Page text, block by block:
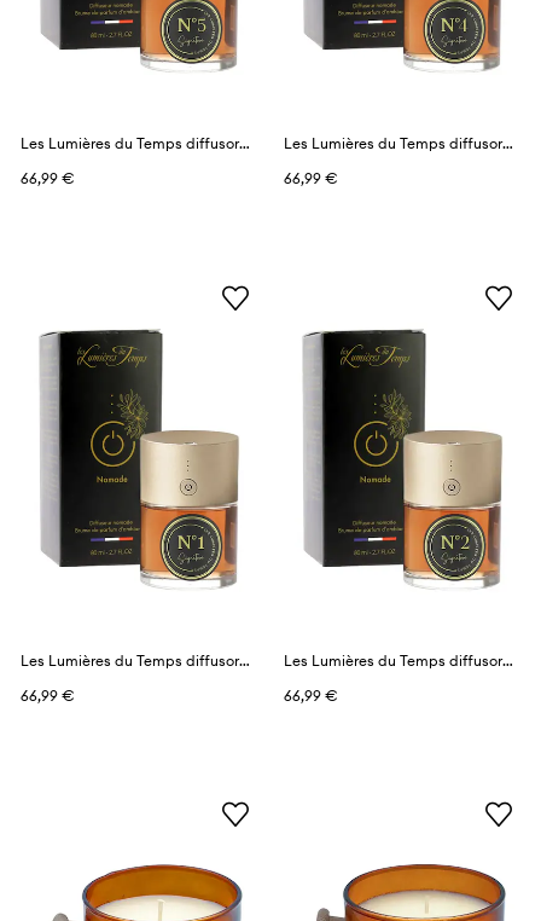
Les Lumières du Temps diffusore profumato 80 ml
66,99 €
Les Lumières du Temps diffusore profumato 80 ml
66,99 €
Les Lumières du Temps diffusore profumato 80 ml
66,99 €
Les Lumières du Temps diffusore profumato 80 ml
66,99 €